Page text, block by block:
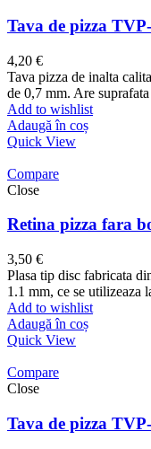
Tava de pizza
4,20 €
Tava pizza de inalta
de 0,7 mm. Are
Add to wishlist
Adaugă în coș
Quick View
Compare
Close
Retina pizza fara
3,50 €
Plasa tip disc fabricata
1.1 mm, ce se utilizeaza
Add to wishlist
Adaugă în coș
Quick View
Compare
Close
Tava de pizza